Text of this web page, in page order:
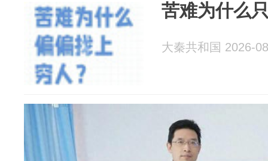
苦难为什么
大秦共和国 2026-